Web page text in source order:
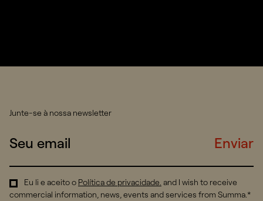
Junte-se à nossa newsletter
Enviar
Eu li e aceito o Política de privacidade. and I wish to receive
commercial information, news, events and services from Summa.*